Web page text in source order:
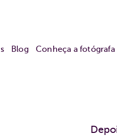
Blog Conheça a fotógrafa